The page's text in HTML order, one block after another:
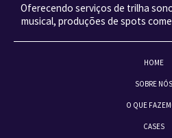
Oferecendo serviços de trilha
musical, produções de spots
HOME
SOBRE NÓS
O QUE
CASES